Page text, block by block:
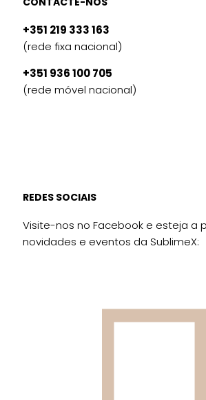
+351 219 333 163
(rede fixa nacional)
+351 936 100 705
(rede móvel nacional)
REDES SOCIAIS
Visite-nos no Facebook e esteja a
novidades e eventos da SublimeX: